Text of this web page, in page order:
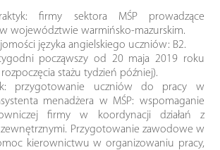
firmy sektora MŚP prowadzące
w województwie warmińsko-mazurskim.
języka angielskiego uczniów: B2.
począwszy od 20 maja 2019 roku
stażu tydzień później).
przygotowanie uczniów do pracy w
menadżera w MŚP: wspomaganie
firmy w koordynacji działań z
Przygotowanie zawodowe w
kierownictwu w organizowaniu pracy,